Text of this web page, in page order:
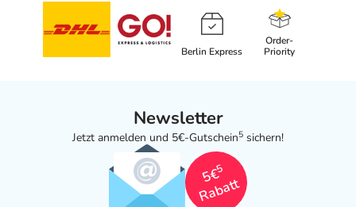
Berlin Express
Order-
Priority
Newsletter
Jetzt anmelden und 5€-Gutschein5 sichern!
5€
5
Rabatt